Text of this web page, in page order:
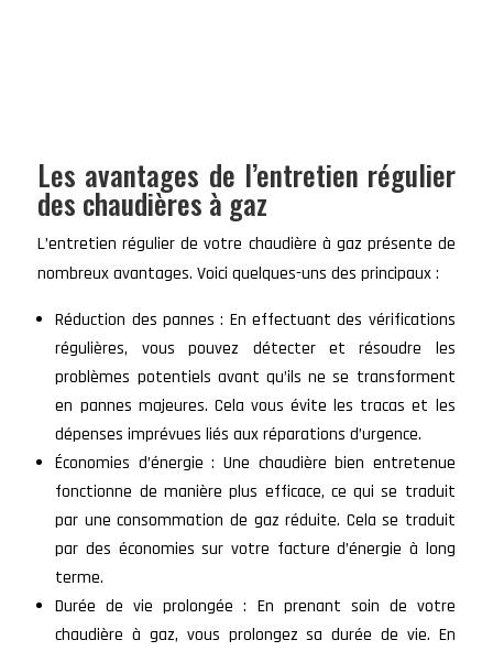
Les avantages de l’entretien régulier
des chaudières à gaz
L’entretien régulier de votre chaudière à gaz présente de
nombreux avantages. Voici quelques-uns des principaux :
Réduction des pannes : En effectuant des vérifications
régulières, vous pouvez détecter et résoudre les
problèmes potentiels avant qu’ils ne se transforment
en pannes majeures. Cela vous évite les tracas et les
dépenses imprévues liés aux réparations d’urgence.
Économies d’énergie : Une chaudière bien entretenue
fonctionne de manière plus efficace, ce qui se traduit
par une consommation de gaz réduite. Cela se traduit
par des économies sur votre facture d’énergie à long
terme.
Durée de vie prolongée : En prenant soin de votre
chaudière à gaz, vous prolongez sa durée de vie. En